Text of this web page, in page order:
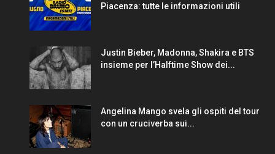
Piacenza: tutte le informazioni utili
Justin Bieber, Madonna, Shakira e BTS
insieme per l’Halftime Show dei...
Angelina Mango svela gli ospiti del tour
con un cruciverba sui...